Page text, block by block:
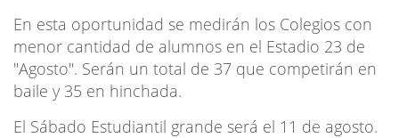
En esta oportunidad se medirán los Colegios con
menor cantidad de alumnos en el Estadio 23 de
"Agosto". Serán un total de 37 que competirán en
baile y 35 en hinchada.
El Sábado Estudiantil grande será el 11 de agosto.